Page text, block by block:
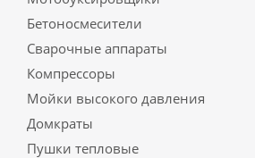
Бетоносмесители
Сварочные аппараты
Компрессоры
Мойки высокого давления
Домкраты
Пушки тепловые